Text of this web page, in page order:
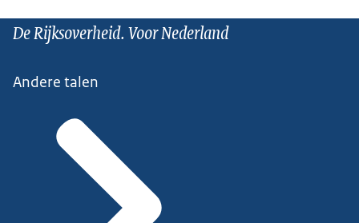
De Rijksoverheid. Voor Nederland
Andere talen